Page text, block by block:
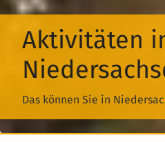
Aktivitäten
Das können Sie in